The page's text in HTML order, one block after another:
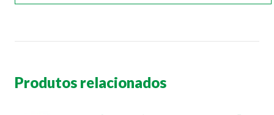
Produtos relacionados